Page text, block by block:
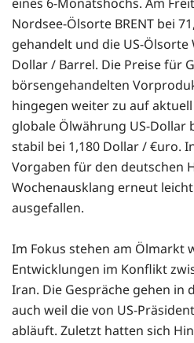
Nordsee-Ölsorte BRENT bei
gehandelt und die US-Ölsorte
Dollar / Barrel. Die Preise für
börsengehandelten
hingegen weiter zu auf
globale Ölwährung US-Dollar
stabil bei 1,180 Dollar / €uro.
Vorgaben für den deutschen
Wochenausklang erneut
ausgefallen.
Im Fokus stehen am Ölmarkt
Entwicklungen im Konflikt
Iran. Die Gespräche gehen in
auch weil die von US-
abläuft. Zuletzt hatten sich